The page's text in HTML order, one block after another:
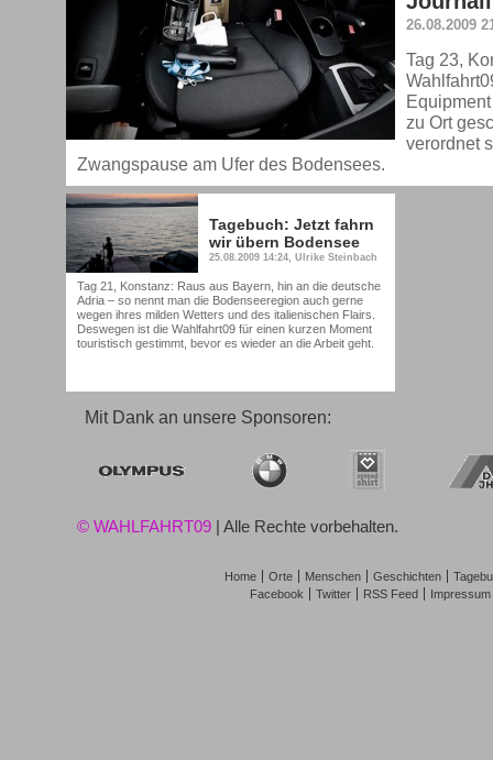
26.08.2009
Tag 23,
zu Ort
verordnet
Zwangspause am Ufer des Bodensees.
Tagebuch: Jetzt fahrn
wir übern Bodensee
25.08.2009 14:24, Ulrike Steinbach
Tag 21, Konstanz: Raus aus Bayern, hin an die deutsche
Adria – so nennt man die Bodenseeregion auch gerne
wegen ihres milden Wetters und des italienischen Flairs.
Deswegen ist die Wahlfahrt09 für einen kurzen Moment
touristisch gestimmt, bevor es wieder an die Arbeit geht.
Mit Dank an unsere Sponsoren:
© WAHLFAHRT09 | Alle Rechte vorbehalten.
Home Orte Menschen Geschichten
Facebook
Twitter RSS Feed Impressum